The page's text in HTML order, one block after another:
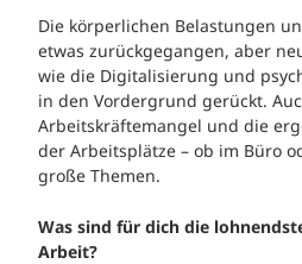
Die körperlichen Belastungen
etwas zurückgegangen, aber
wie die Digitalisierung und
in den Vordergrund gerückt.
Arbeitskräftemangel und die
der Arbeitsplätze – ob im Büro
große Themen.
Was sind für dich die
Arbeit?